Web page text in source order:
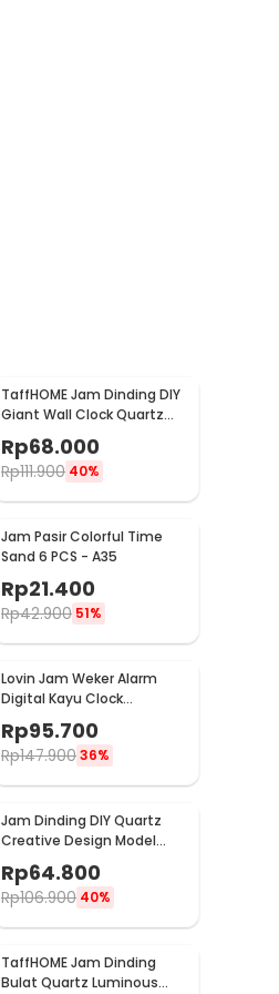
TaffHOME Jam Dinding DIY
Giant Wall Clock Quartz
90-100cm - DIY-105
Rp68.000
Rp111.900 40%
Jam Pasir Colorful Time
Sand 6 PCS - A35
Rp21.400
Rp42.900 51%
Lovin Jam Weker Alarm
Digital Kayu Clock
- TX602
Rp95.700
Rp147.90036%
Jam Dinding DIY Quartz
Creative Design Model
Deer Head 80cm - Q8073
Rp64.800
Rp106.900 40%
TaffHOME Jam Dinding
Bulat Quartz Luminous